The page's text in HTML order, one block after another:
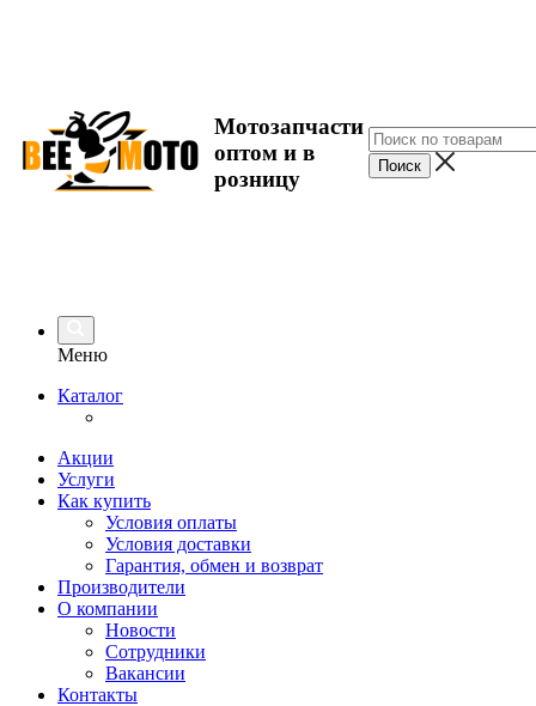
Мотозапчасти
оптом и в
розницу
Меню
Каталог
Акции
Услуги
Как купить
Условия оплаты
Условия доставки
Гарантия, обмен и возврат
Производители
О компании
Новости
Сотрудники
Вакансии
Контакты